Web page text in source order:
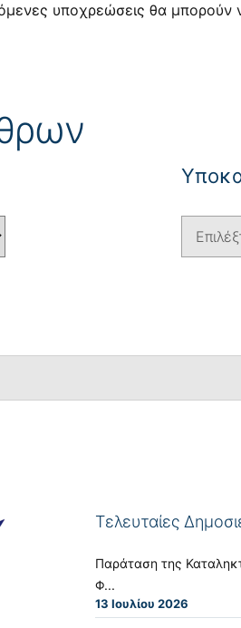
υποχρεώσεις θα
Τελευταίες
Παράταση της
Φ...
13 Ιουλίου 2026